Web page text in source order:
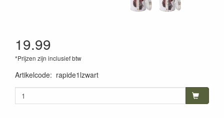
19.99
*Prijzen zijn inclusief btw
Artikelcode: rapide1lzwart